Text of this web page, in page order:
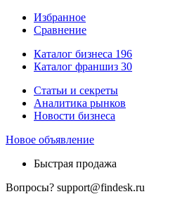
Избранное
Сравнение
Каталог бизнеса 196
Каталог франшиз 30
Статьи и секреты
Аналитика рынков
Новости бизнеса
Новое объявление
Быстрая продажа
Вопросы? support@findesk.ru